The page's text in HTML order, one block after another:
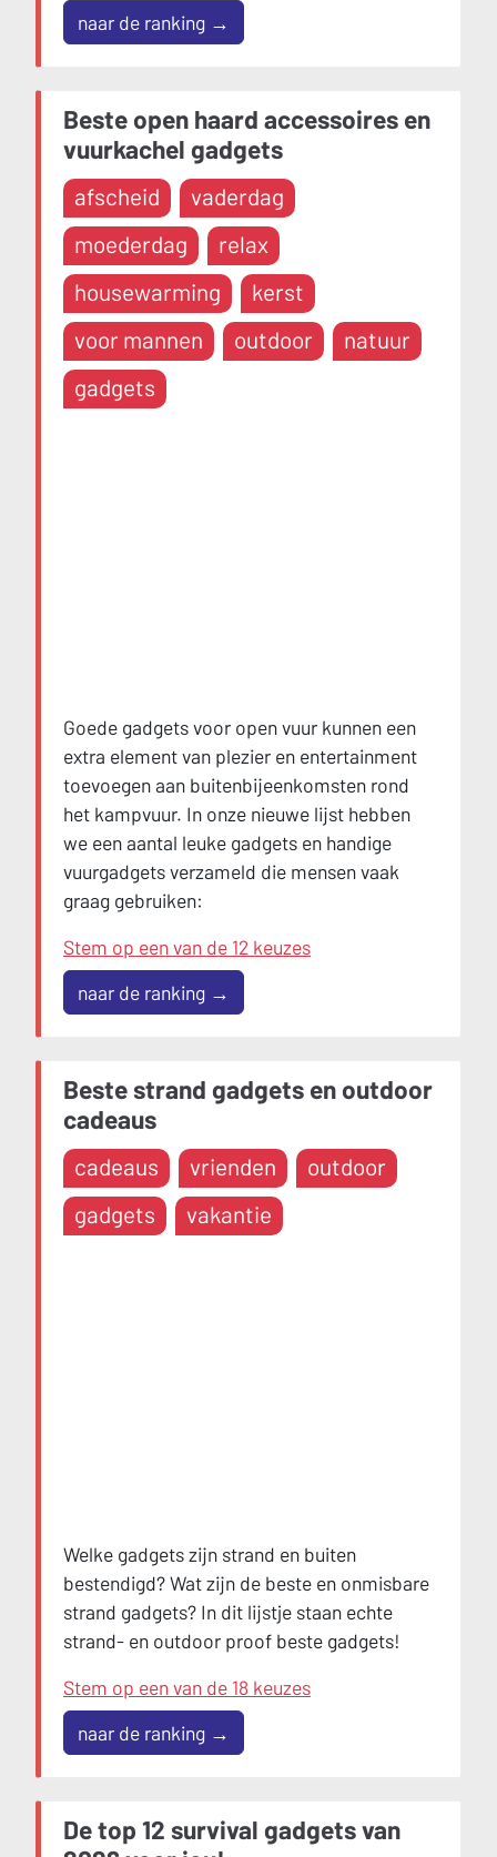
naar de ranking →
Beste open haard accessoires en
vuurkachel gadgets
afscheid
vaderdag
moederdag
relax
housewarming
kerst
voor mannen
outdoor
natuur
gadgets
Goede gadgets voor open vuur kunnen een
extra element van plezier en entertainment
toevoegen aan buitenbijeenkomsten rond
het kampvuur. In onze nieuwe lijst hebben
we een aantal leuke gadgets en handige
vuurgadgets verzameld die mensen vaak
graag gebruiken:
Stem op een van de 12 keuzes
naar de ranking →
Beste strand gadgets en outdoor
cadeaus
cadeaus vrienden
outdoor
gadgets
vakantie
Welke gadgets zijn strand en buiten
bestendigd? Wat zijn de beste en onmisbare
strand gadgets? In dit lijstje staan echte
strand- en outdoor proof beste gadgets!
Stem op een van de 18 keuzes
naar de ranking →
De top 12 survival gadgets van